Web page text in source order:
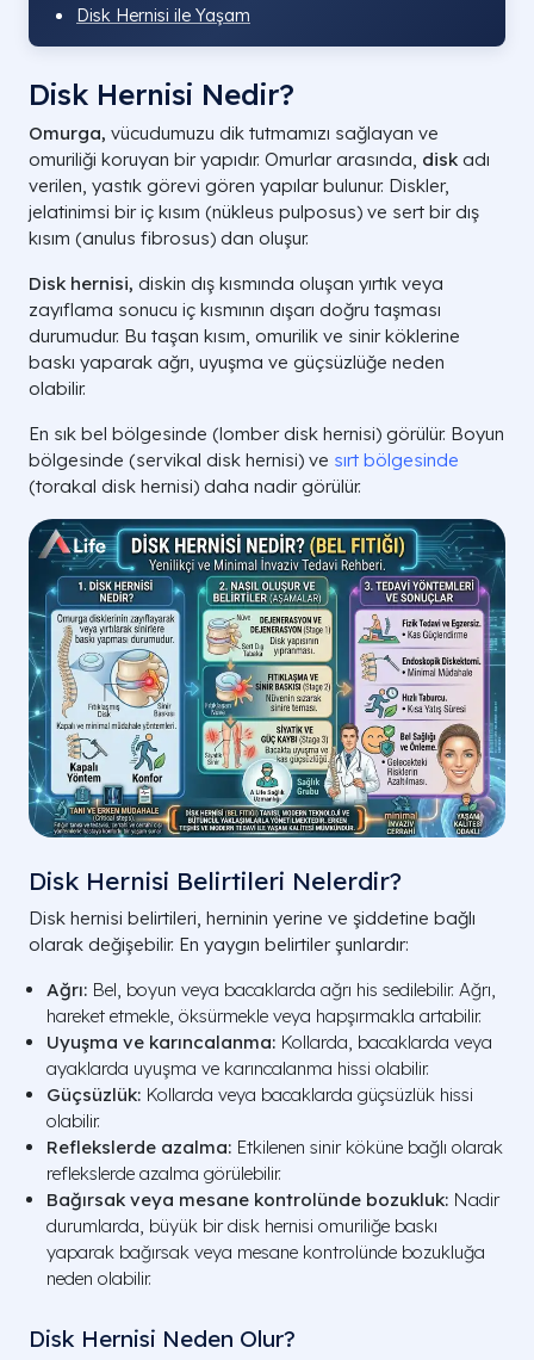
Disk Hernisi ile Yaşam
Disk Hernisi Nedir?
Omurga, vücudumuzu dik tutmamızı sağlayan ve
omuriliği koruyan bir yapıdır. Omurlar arasında, disk adı
verilen, yastık görevi gören yapılar bulunur. Diskler,
jelatinimsi bir iç kısım (nükleus pulposus) ve sert bir dış
kısım (anulus fibrosus) dan oluşur.
Disk hernisi, diskin dış kısmında oluşan yırtık veya
zayıflama sonucu iç kısmının dışarı doğru taşması
durumudur. Bu taşan kısım, omurilik ve sinir köklerine
baskı yaparak ağrı, uyuşma ve güçsüzlüğe neden
olabilir.
En sık bel bölgesinde (lomber disk hernisi) görülür. Boyun
bölgesinde (servikal disk hernisi) ve sırt bölgesinde
(torakal disk hernisi) daha nadir görülür.
Disk Hernisi Belirtileri Nelerdir?
Disk hernisi belirtileri, herninin yerine ve şiddetine bağlı
olarak değişebilir. En yaygın belirtiler şunlardır:
Ağrı: Bel, boyun veya bacaklarda ağrı his sedilebilir. Ağrı,
hareket etmekle, öksürmekle veya hapşırmakla artabilir.
Uyuşma ve karıncalanma: Kollarda, bacaklarda veya
ayaklarda uyuşma ve karıncalanma hissi olabilir.
Güçsüzlük: Kollarda veya bacaklarda güçsüzlük hissi
olabilir.
Reflekslerde azalma: Etkilenen sinir köküne bağlı olarak
reflekslerde azalma görülebilir.
Bağırsak veya mesane kontrolünde bozukluk: Nadir
durumlarda, büyük bir disk hernisi omuriliğe baskı
yaparak bağırsak veya mesane kontrolünde bozukluğa
neden olabilir.
Disk Hernisi Neden Olur?